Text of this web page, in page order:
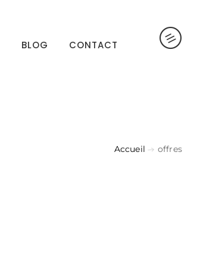
BLOG CONTACT
Accueil offres